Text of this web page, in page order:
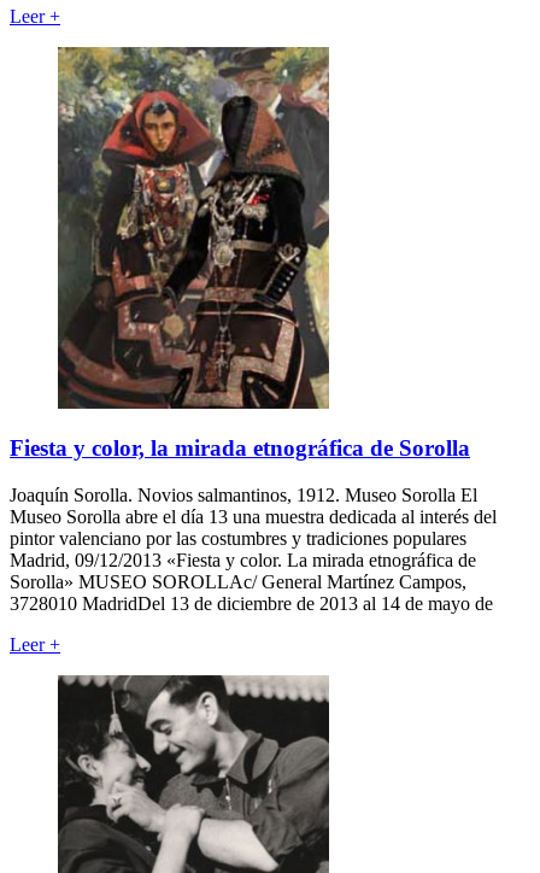
Leer+
Fiesta y color, la mirada etnográfica de Sorolla
Joaquín Sorolla. Novios salmantinos, 1912. Museo Sorolla El
Museo Sorolla abre el día 13 una muestra dedicada al interés del
pintor valenciano por las costumbres y tradiciones populares
Madrid, 09/12/2013 «Fiesta y color. La mirada etnográfica de
Sorolla» MUSEO SOROLLAc/ General Martínez Campos,
3728010 MadridDel 13 de diciembre de 2013 al 14 de mayo de
Leer+